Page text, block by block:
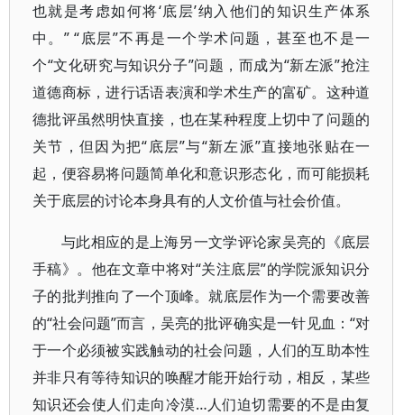
也就是考虑如何将‘底层’纳入他们的知识生产体系
中。” “底层”不再是一个学术问题，甚至也不是一
个“文化研究与知识分子”问题，而成为“新左派”抢注
道德商标，进行话语表演和学术生产的富矿。这种道
德批评虽然明快直接，也在某种程度上切中了问题的
关节，但因为把“底层”与“新左派”直接地张贴在一
起，便容易将问题简单化和意识形态化，而可能损耗
关于底层的讨论本身具有的人文价值与社会价值。
与此相应的是上海另一文学评论家吴亮的《底层
手稿》。他在文章中将对“关注底层”的学院派知识分
子的批判推向了一个顶峰。就底层作为一个需要改善
的“社会问题”而言，吴亮的批评确实是一针见血：“对
于一个必须被实践触动的社会问题，人们的互助本性
并非只有等待知识的唤醒才能开始行动，相反，某些
知识还会使人们走向冷漠…人们迫切需要的不是由复